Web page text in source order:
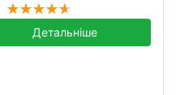
Детальніше